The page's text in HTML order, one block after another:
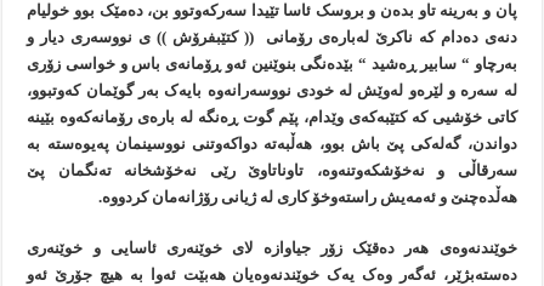
پان و بەرينە تاو بدەن و بروسک ئاسا تێيدا سەرکەوتوو بن، دەمێک بوو خوليام
دنەی دەدام کە ناکرێ لەبارەی رۆمانی (( کتێبفرۆش )) ی نووسەری ديار و
بەرچاو “ سابير ڕەشيد “ بێدەنگی بنوێنين ئەو ڕۆمانەی باس و خواسی زۆری
لە سەرە و لێرەو لەوێش لە خودی نووسەرانەوە بايەک بەر گوێمان کەوتبوو،
کاتی خۆشيی کە کتێبەکەی وێدام، پێم گوت ڕەنگە لە بارەی رۆمانەکەوە بێينە
دواندن، گەلەکی پێ باش بوو، هەڵبەتە دواکەوتنی نووسينمان پەيوەستە بە
سەرقاڵی و نەخۆشکەوتنەوە، تاوناتاوێ رێی نەخۆشخانە تەنگمان پێ
هەڵدەچنێ و ئەمەيش راستەوخۆ کاری لە ژيانی رۆژانەمان کردووە.
خوێندنەوەی هەر دەقێک زۆر جياوازە لای خوێنەری ئاسایی و خوێنەری
دەستەبژێر، ئەگەر وەک يەک خوێندنەوەيان هەبێت ئەوا بە هيچ جۆرێ ئەو